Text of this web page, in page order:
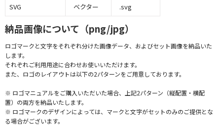
SVG
ベクター .svg
納品画像について（png/jpg）
ロゴマークと文字をそれぞれ分けた画像データ、およびセット画像を納品いた
します。
それぞれご利用用途に合わせお使いいただけます。
また、ロゴのレイアウトは以下の2パターンをご用意しております。
※ ロゴマニュアルをご購入いただいた場合、上記2パターン（縦配置・横配
置）の両方を納品いたします。
※ ロゴマークのデザインによっては、マークと文字がセットのみのご提供とな
る場合がございます。